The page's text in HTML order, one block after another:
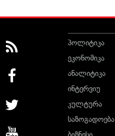
პოლიტიკა
ეკონომიკა
ანალიტიკა
ინტერვიუ
კულტურა
საზოგადოება